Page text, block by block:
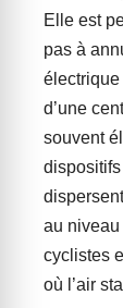
Elle est
pas à
d’une
souvent
au niveau
cyclistes
où l’air